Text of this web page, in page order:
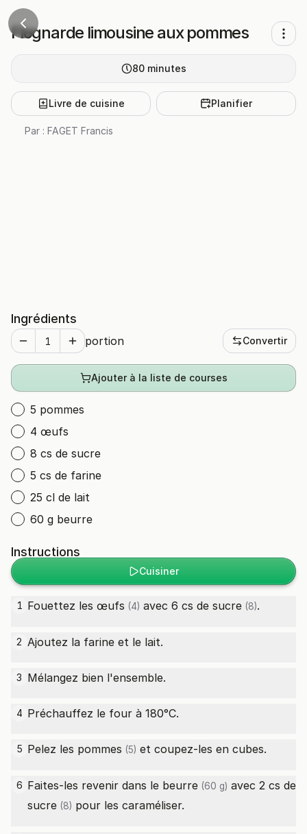
Flognarde limousine aux pommes
80 minutes
Livre de cuisine Planifier
Par : FAGET Francis
Ingrédients
portion Convertir
Ajouter à la liste de courses
5 pommes
4 œufs
8 cs de sucre
5 cs de farine
25 cl de lait
60 g beurre
Instructions
Cuisiner
1 Fouettez les œufs (4) avec 6 cs de sucre (8).
2 Ajoutez la farine et le lait.
3 Mélangez bien l'ensemble.
4 Préchauffez le four à 180°C.
5 Pelez les pommes (5) et coupez-les en cubes.
6 Faites-les revenir dans le beurre (60 g) avec 2 cs de
sucre (8) pour les caraméliser.